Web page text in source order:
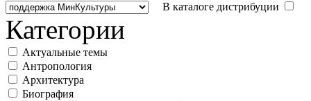
В каталоге дистрибуции
Категории
Актуальные темы
Антропология
Архитектура
Биография